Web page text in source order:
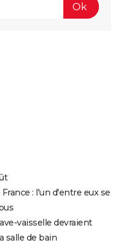
: l'un d'entre eux se
vaisselle devraient
salle de bain